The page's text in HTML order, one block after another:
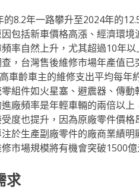
8.2年一路攀升至2024年的
包括新車價格高漲、經濟環
率自然上升，尤其超過10年
，台灣售後維修市場年產值
車齡車主的維修支出平均每年
組件如火星塞、避震器、傳
廠頻率是年輕車輛的兩倍以
度也提升，因為原廠零件價
於生產副廠零件的廠商業績
市場規模將有機會突破1500
求